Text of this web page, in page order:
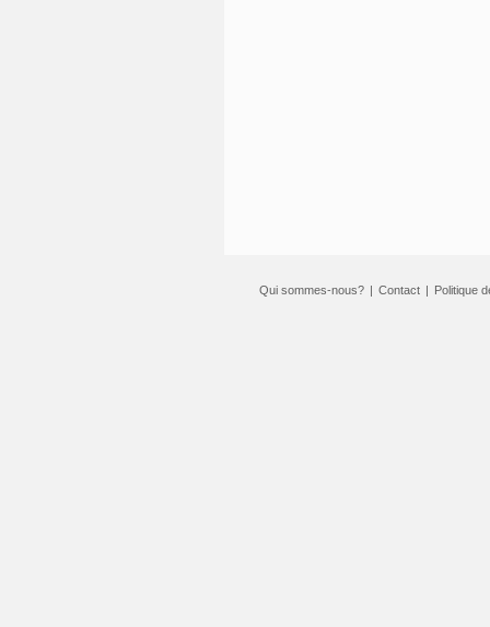
Qui sommes-nous? | Contact | Politique